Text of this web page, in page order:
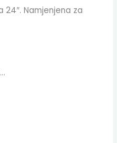
Namjenjena za